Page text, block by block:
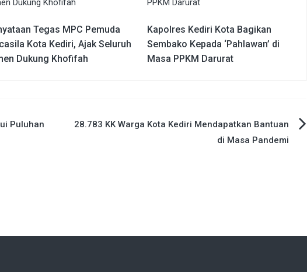
Tegas MPC Pemuda
Kota Kediri, Ajak Seluruh
Dukung Khofifah
Kapolres Kediri Kota Bagikan
Sembako Kepada ‘Pahlawan’ di
Masa PPKM Darurat
Puluhan
28.783 KK Warga Kota Kediri Mendapatkan Bantuan
di Masa Pandemi